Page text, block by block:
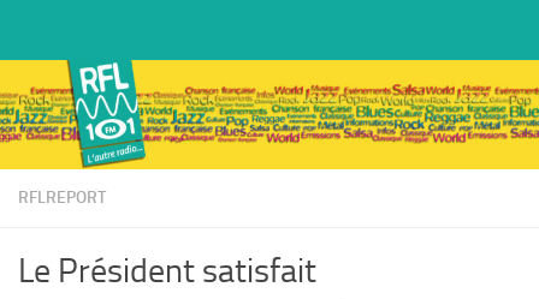
RFLREPORT
Le Président satisfait